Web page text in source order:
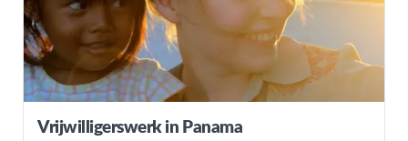
Vrijwilligerswerk in Panama